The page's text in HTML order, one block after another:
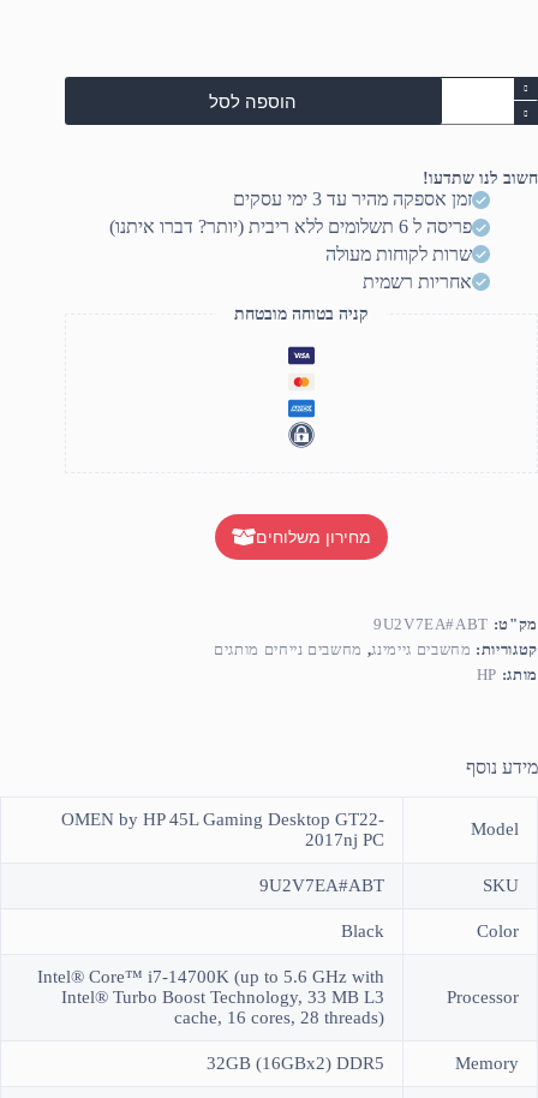
כמות
של
HP
i7-
14700K
(2x16GB)
DDR5/1T
12GB/DOS/BLACK/3xRGB/3YOS
הוספה לסל
חשוב לנו שתדעו!
זמן אספקה מהיר עד 3 ימי עסקים
פריסה ל 6 תשלומים ללא ריבית (יותר? דברו איתנו)
שרות לקוחות מעולה
אחריות רשמית
קניה בטוחה מובטחת
מחירון משלוחים
מק"ט: 9U2V7EA#ABT
קטגוריות: מחשבים גיימינג, מחשבים נייחים מותגים
מותג: HP
מידע נוסף
Model
OMEN by HP 45L Gaming Desktop GT22-
2017nj PC
SKU
9U2V7EA#ABT
Color
Black
Processor
Intel® Core™ i7-14700K (up to 5.6 GHz with
Intel® Turbo Boost Technology, 33 MB L3
cache, 16 cores, 28 threads)
Memory
32GB (16GBx2) DDR5